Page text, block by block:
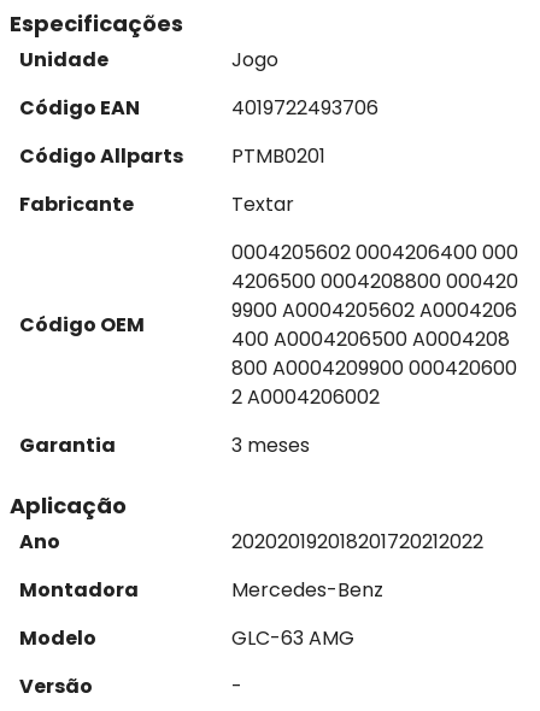
Especificações
Unidade
Jogo
Código EAN
4019722493706
Código Allparts
PTMB0201
Fabricante
Textar
Código OEM
0004205602 0004206400 000
4206500 0004208800 000420
9900 A0004205602 A0004206
400 A0004206500 A0004208
800 A0004209900 000420600
2 A0004206002
Garantia
3 meses
Aplicação
Ano 202020192018201720212022
Montadora
Mercedes-Benz
Modelo
GLC-63 AMG
Versão
-